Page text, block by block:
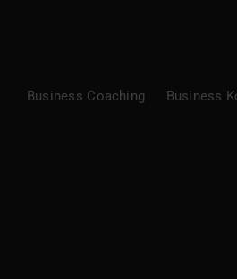
Business Coaching Business